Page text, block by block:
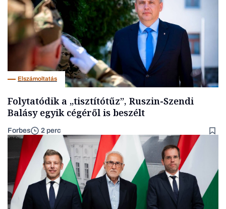
Elszámoltatás
Folytatódik a „tisztítótűz”, Ruszin-Szendi
Balásy egyik cégéről is beszélt
Forbes 2 perc